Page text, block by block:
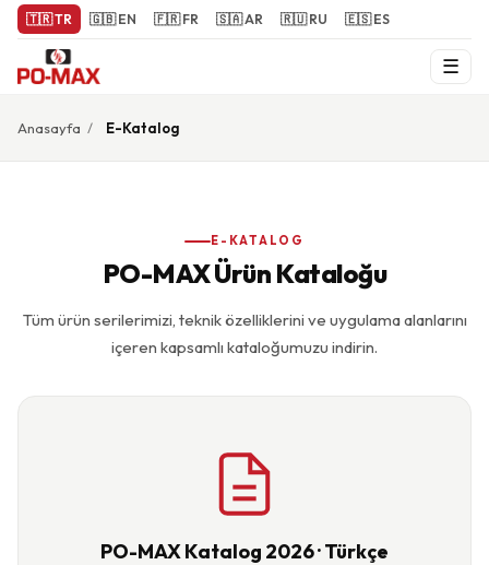
🇹🇷 TR 🇬🇧 EN 🇫🇷 FR 🇸🇦 AR 🇷🇺 RU 🇪🇸 ES
☰
Anasayfa / E-Katalog
E-KATALOG
PO-MAX Ürün Kataloğu
Tüm ürün serilerimizi, teknik özelliklerini ve uygulama alanlarını
içeren kapsamlı kataloğumuzu indirin.
PO-MAX Katalog 2026 ·Türkçe